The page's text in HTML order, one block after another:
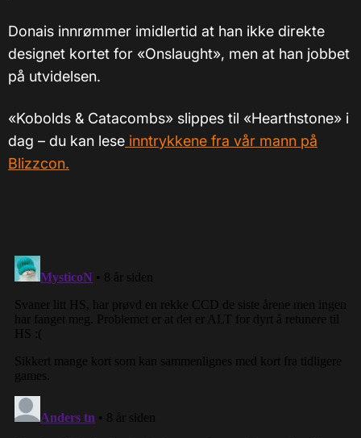
Donais innrømmer imidlertid at han ikke direkte
designet kortet for «Onslaught», men at han jobbet
på utvidelsen.
«Kobolds & Catacombs» slippes til «Hearthstone» i
dag – du kan lese inntrykkene fra vår mann på
Blizzcon.